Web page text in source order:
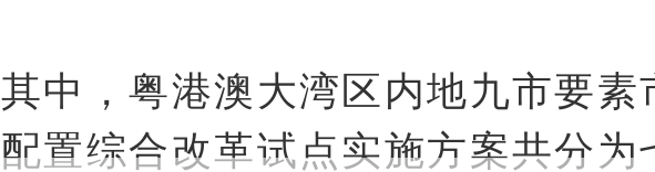
其中，粤港澳大湾区内地九市要素
配置综合改革试点实施方案共分为